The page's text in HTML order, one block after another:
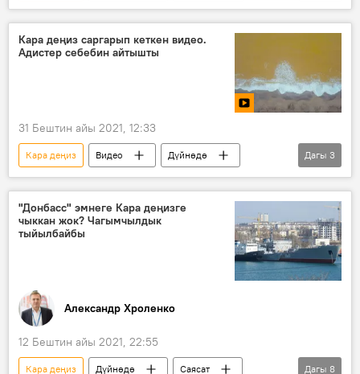
Геосаясат
көзөмөл
сокку
кеме
АКШ
НАТО
Кара деңиз саргарып кеткен видео.
Адистер себебин айтышты
31 Бештин айы 2021, 12:33
Кара деңиз Видео
Дүйнөдө
Крым
суу толкун
Дагы 3
"Донбасс" эмнеге Кара деңизге
чыккан жок? Чагымчылдык
тыйылбайбы
Александр Хроленко
12 Бештин айы 2021, 22:55
Кара деңиз Дүйнөдө
Саясат
Дагы 8